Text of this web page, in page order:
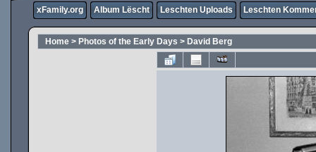
xFamily.org Album Lëscht Leschten Uploads Leschten
Home > Photos of the Early Days > David Berg